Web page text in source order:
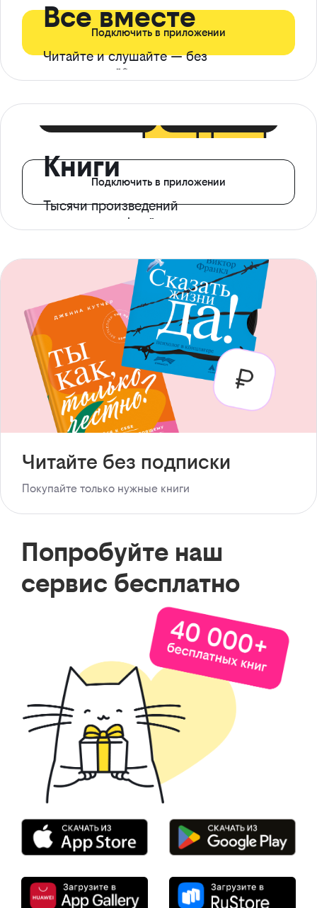
Все вместе
Читайте и слушайте — без
ограничений*
Подключить в приложении
Книги
Тысячи произведений
с доступом офлайн
Подключить в приложении
Читайте без подписки
Покупайте только нужные книги
Попробуйте наш
сервис бесплатно